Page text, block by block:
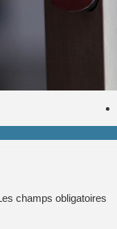
champs obligatoires